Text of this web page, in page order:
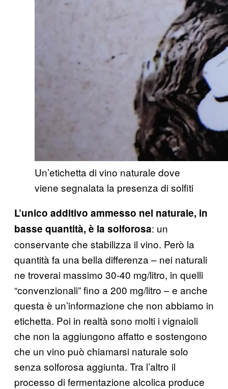
Un’etichetta di vino naturale dove
viene segnalata la presenza di solfiti
L’unico additivo ammesso nel naturale, in
basse quantità, è la solforosa: un
conservante che stabilizza il vino. Però la
quantità fa una bella differenza – nei naturali
ne troverai massimo 30-40 mg/litro, in quelli
“convenzionali” fino a 200 mg/litro – e anche
questa è un’informazione che non abbiamo in
etichetta. Poi in realtà sono molti i vignaioli
che non la aggiungono affatto e sostengono
che un vino può chiamarsi naturale solo
senza solforosa aggiunta. Tra l’altro il
processo di fermentazione alcolica produce